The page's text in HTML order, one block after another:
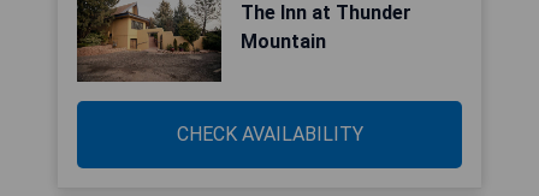
The Inn at Thunder
Mountain
CHECK AVAILABILITY